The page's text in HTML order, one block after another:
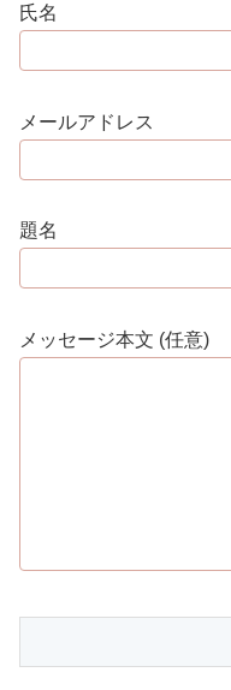
氏名
メールアドレス
題名
メッセージ本文 (任意)